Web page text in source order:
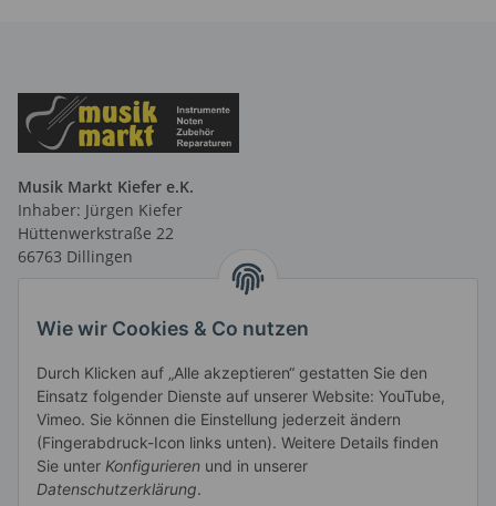
Wie wir Cookies & Co nutzen
Durch Klicken auf „Alle akzeptieren“ gestatten Sie den
Einsatz folgender Dienste auf unserer Website: YouTube,
Vimeo. Sie können die Einstellung jederzeit ändern
(Fingerabdruck-Icon links unten). Weitere Details finden
Sie unter Konfigurieren und in unserer
Datenschutzerklärung.
Musik Markt Kiefer e.K.
Inhaber: Jürgen Kiefer
Hüttenwerkstraße 22
66763 Dillingen
Telefax: 06831 9 66 58 41
Öffnungszeiten:
MO-FR 13.00 - 18.00 Uhr und
vormittags nach Vereinbarung
SA 10.00 - 14.00 Uhr
Informationen